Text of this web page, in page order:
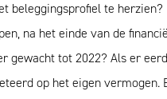
beleggingsprofiel te herzien?
na het einde van de
gewacht tot 2022? Als er
op het eigen vermogen.